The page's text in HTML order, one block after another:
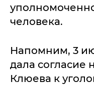
человека.
Напомним, 3
дала согласие
Клюева к